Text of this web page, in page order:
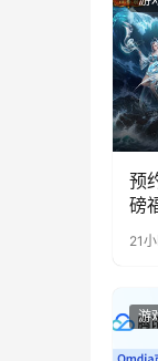
预
磅
21
游